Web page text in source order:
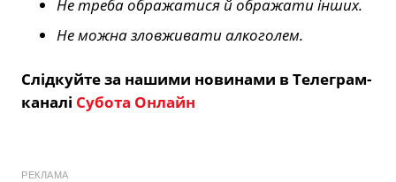
Не треба ображатися й ображати інших.
Не можна зловживати алкоголем.
Слідкуйте за нашими новинами в Телеграм-
каналі Субота Онлайн
РЕКЛАМА